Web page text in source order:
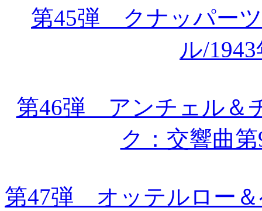
第45弾 クナッパー
ル/
第46弾 アンチェル＆
ク：交響曲
第47弾 オッテルロー